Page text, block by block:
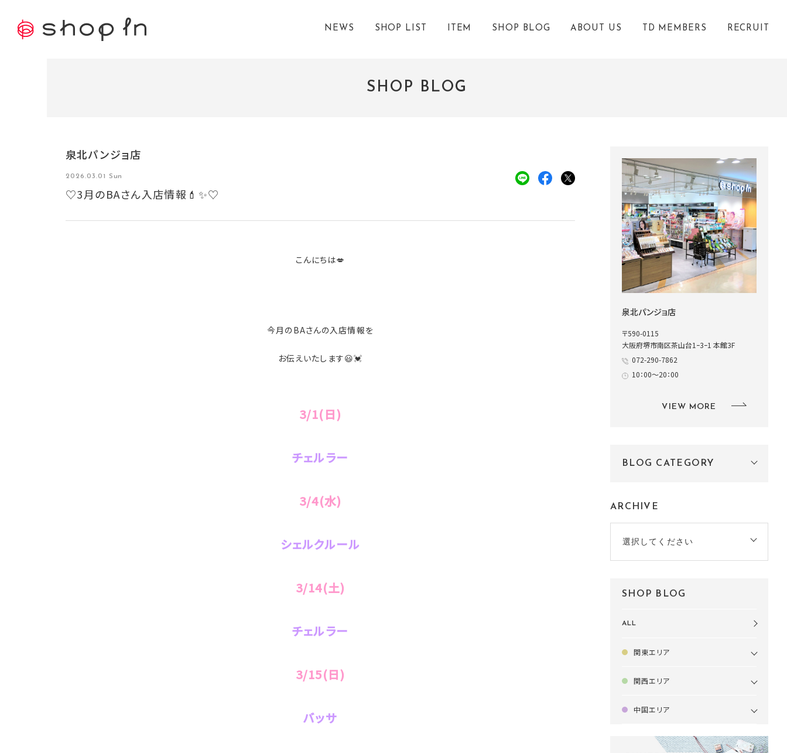
NEWS SHOP LIST ITEM SHOP BLOG ABOUT US TD MEMBERS RECRUIT
SHOP BLOG
泉北パンジョ店
2026.03.01 Sun
♡3月のBAさん入店情報💄✨♡
こんにちは💋
今月のBAさんの入店情報を
お伝えいたします😃💓
3/1(日)
チェルラー
3/4(水)
シェルクルール
3/14(土)
チェルラー
3/15(日)
バッサ
泉北パンジョ店
〒590-0115
大阪府堺市南区茶山台1ｰ3ｰ1 本館3F
072-290-7862
10：00～20：00
VIEW MORE
BLOG CATEGORY
ARCHIVE
選択してください
SHOP BLOG
ALL
関東エリア
関西エリア
中国エリア